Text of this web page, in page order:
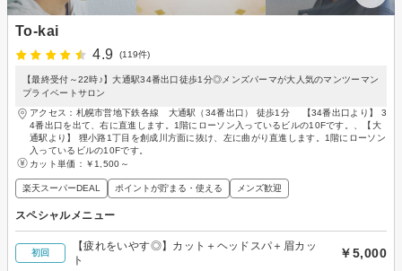
To-kai
4.9
(119件)
【最終受付～22時♪】大通駅34番出口徒歩1分◎メンズパーマが大人気のマンツーマン
プライベートサロン
アクセス：札幌市営地下鉄各線 大通駅（34番出口） 徒歩1分 【34番出口より】 3
4番出口を出て、右に直進します。1階にローソン入っているビルの10Fです。、【大
通駅より】 狸小路1丁目を創成川方面に抜け、左に曲がり直進します。1階にローソン
入っているビルの10Fです。
カット単価： ￥1,500～
楽天スーパーDEAL ポイントが貯まる・使える メンズ歓迎
スペシャルメニュー
初回
【疲れをいやす◎】カット＋ヘッドスパ＋眉カッ
ト
￥5,000